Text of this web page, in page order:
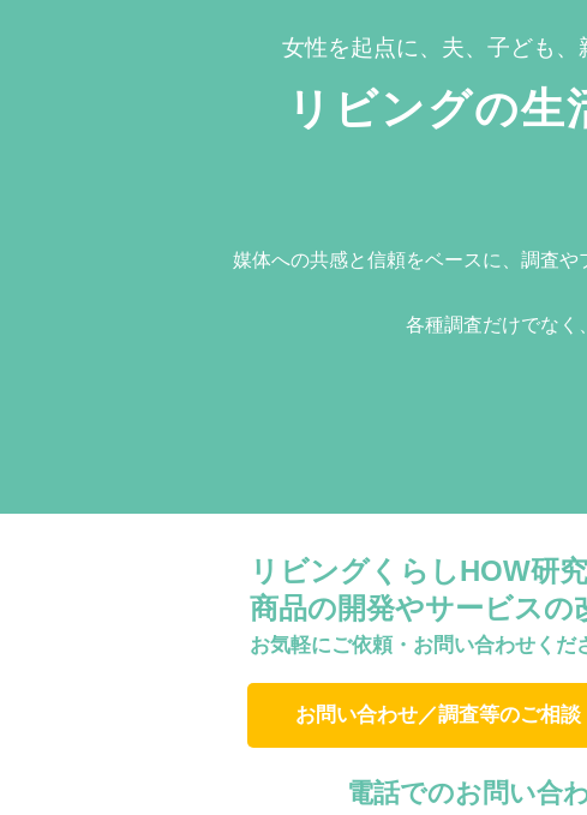
女性を起点に、夫、子ども
リビングの生
媒体への共感と信頼をベースに、調査
各種調査だけでなく
リビングくらしHOW研
商品の開発やサービスの
お気軽にご依頼・お問い合わせくだ
お問い合わせ／調査等のご相談
電話でのお問い合